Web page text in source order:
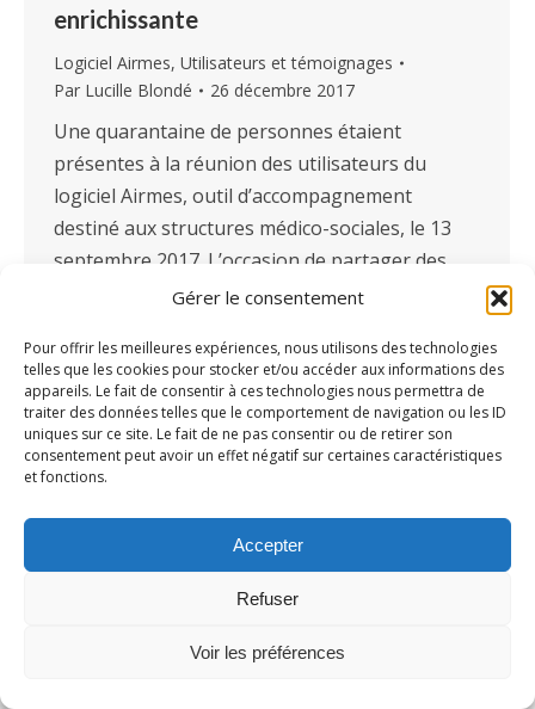
Gérer le consentement
Pour offrir les meilleures expériences, nous utilisons des technologies
telles que les cookies pour stocker et/ou accéder aux informations des
appareils. Le fait de consentir à ces technologies nous permettra de
traiter des données telles que le comportement de navigation ou les ID
uniques sur ce site. Le fait de ne pas consentir ou de retirer son
consentement peut avoir un effet négatif sur certaines caractéristiques
et fonctions.
Accepter
Refuser
Voir les préférences
enrichissante
Logiciel Airmes, Utilisateurs et témoignages
Par Lucille Blondé 26 décembre 2017
Une quarantaine de personnes étaient
présentes à la réunion des utilisateurs du
logiciel Airmes, outil d’accompagnement
destiné aux structures médico-sociales, le 13
septembre 2017. L’occasion de partager des
bonnes pratiques et de se rencontrer.
compagnie de directeurs, administrateurs,
chefs de services et autres utilisateurs du
logiciel Airmes de France…